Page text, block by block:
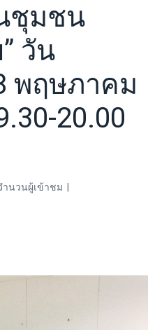
ชุมชน
วัน
พฤษภาคม
20.00
ำนวนผู้เข้าชม